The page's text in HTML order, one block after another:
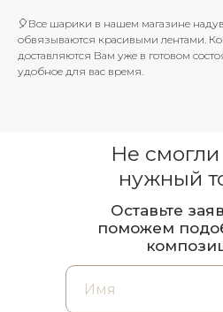
🎈Все шарики в нашем магазине
обвязываются красивыми лентами.
доставляются Вам уже в готовом
удобное для вас время.
Не смогли
нужный
Оставьте
поможем